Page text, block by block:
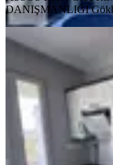
DANIŞMANLIĞI
2+1·